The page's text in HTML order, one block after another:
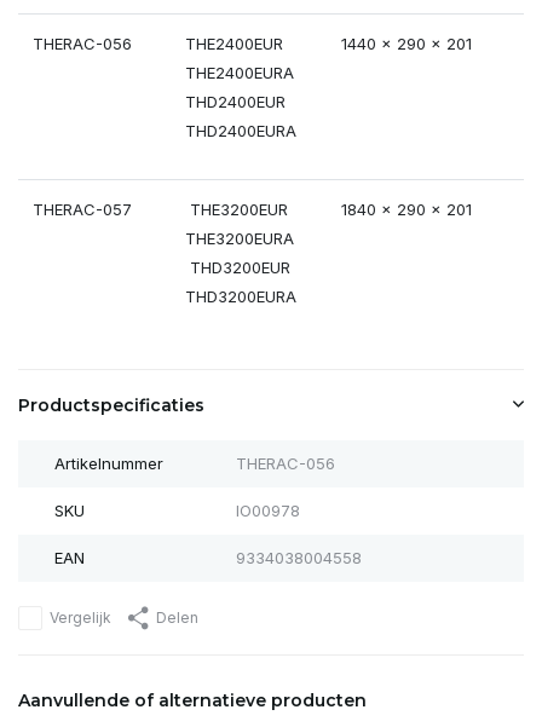
THERAC-056
THE2400EUR
THE2400EURA
THD2400EUR
THD2400EURA
1440 x 290 x 201
THERAC-057
THE3200EUR
THE3200EURA
THD3200EUR
THD3200EURA
1840 x 290 x 201
Productspecificaties
Artikelnummer THERAC-056
SKU IO00978
EAN 9334038004558
Vergelijk Delen
Aanvullende of alternatieve producten